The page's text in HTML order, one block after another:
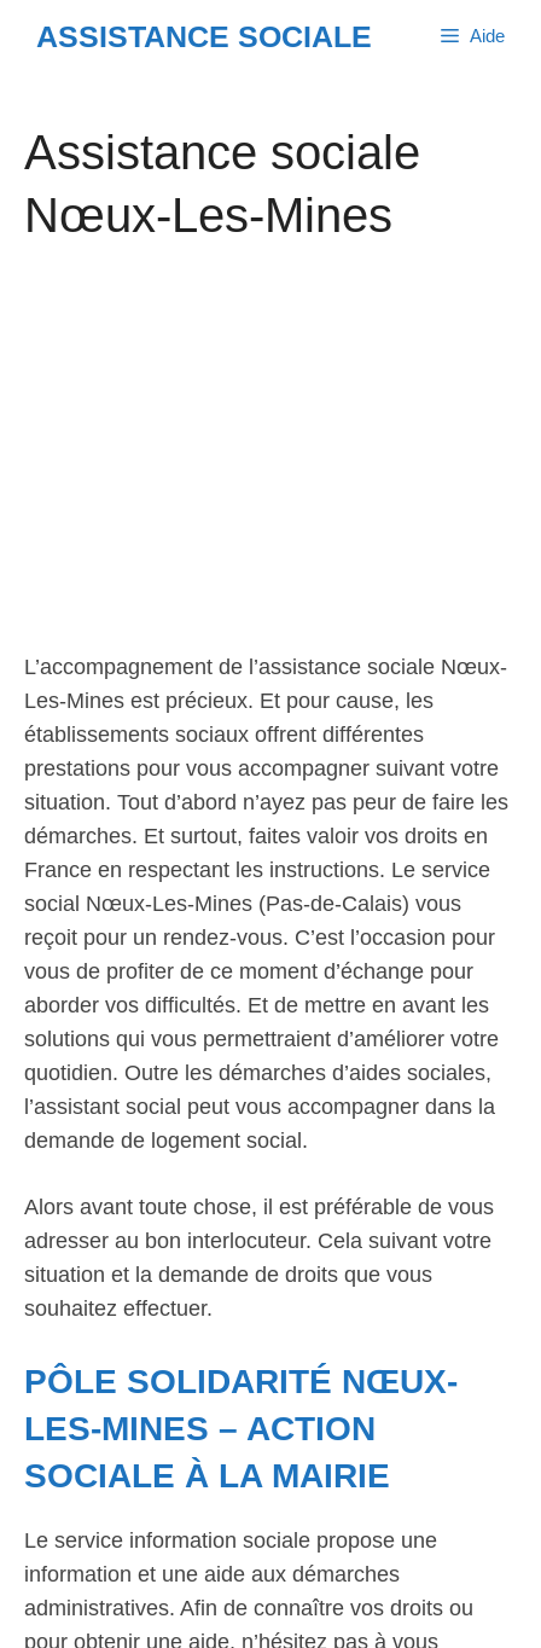
ASSISTANCE SOCIALE Aide
Assistance sociale
Nœux-Les-Mines
L’accompagnement de l’assistance sociale Nœux-
Les-Mines est précieux. Et pour cause, les
établissements sociaux offrent différentes
prestations pour vous accompagner suivant votre
situation. Tout d’abord n’ayez pas peur de faire les
démarches. Et surtout, faites valoir vos droits en
France en respectant les instructions. Le service
social Nœux-Les-Mines (Pas-de-Calais) vous
reçoit pour un rendez-vous. C’est l’occasion pour
vous de profiter de ce moment d’échange pour
aborder vos difficultés. Et de mettre en avant les
solutions qui vous permettraient d’améliorer votre
quotidien. Outre les démarches d’aides sociales,
l’assistant social peut vous accompagner dans la
demande de logement social.
Alors avant toute chose, il est préférable de vous
adresser au bon interlocuteur. Cela suivant votre
situation et la demande de droits que vous
souhaitez effectuer.
PÔLE SOLIDARITÉ NŒUX-
LES-MINES – ACTION
SOCIALE À LA MAIRIE
Le service information sociale propose une
information et une aide aux démarches
administratives. Afin de connaître vos droits ou
pour obtenir une aide, n’hésitez pas à vous